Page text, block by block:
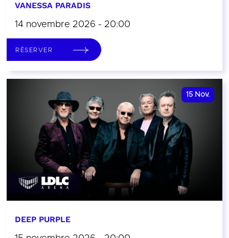
VANESSA PARADIS
14 novembre 2026 - 20:00
RÉSERVER
15 Nov.
DEEP PURPLE